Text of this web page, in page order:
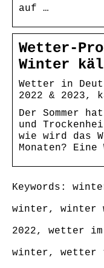
auf …
Wetter-
Winter
Wetter in
2022 & 2023,
Der Sommer
und
wie wird das
Monaten?
Keywords:
winter, winter
2022, wetter
winter, wetter